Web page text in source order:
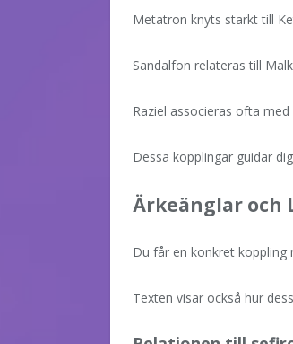
Metatron knyts starkt till
Sandalfon relateras till
Raziel associeras ofta
Dessa kopplingar guidar
Ärkeänglar och
Du får en konkret koppling
Texten visar också hur